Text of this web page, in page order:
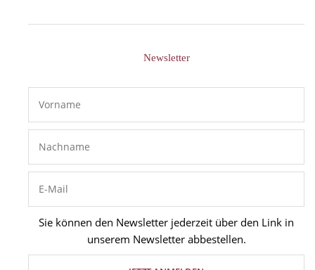
Newsletter
Sie können den Newsletter jederzeit über den Link in
unserem Newsletter abbestellen.